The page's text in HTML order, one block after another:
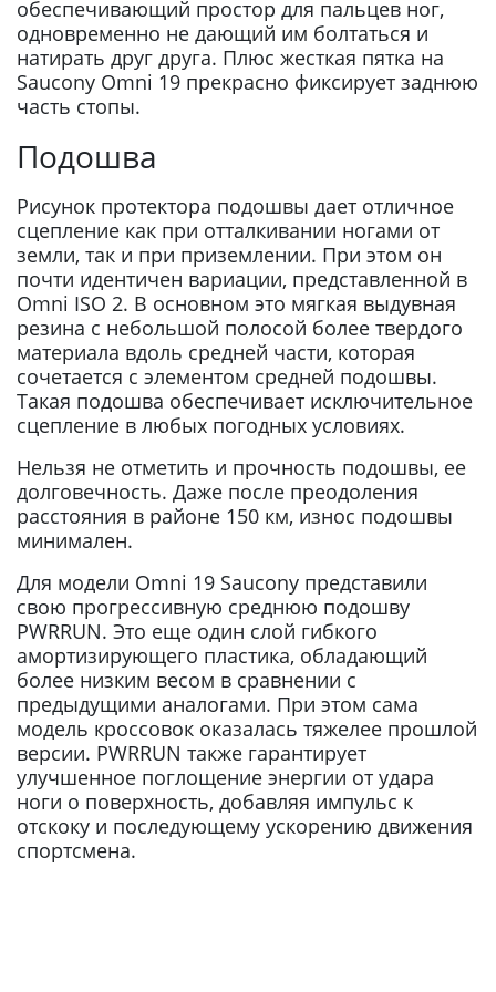
обеспечивающий простор для пальцев ног,
одновременно не дающий им болтаться и
натирать друг друга. Плюс жесткая пятка на
Saucony Omni 19 прекрасно фиксирует заднюю
часть стопы.
Подошва
Рисунок протектора подошвы дает отличное
сцепление как при отталкивании ногами от
земли, так и при приземлении. При этом он
почти идентичен вариации, представленной в
Omni ISO 2. В основном это мягкая выдувная
резина с небольшой полосой более твердого
материала вдоль средней части, которая
сочетается с элементом средней подошвы.
Такая подошва обеспечивает исключительное
сцепление в любых погодных условиях.
Нельзя не отметить и прочность подошвы, ее
долговечность. Даже после преодоления
расстояния в районе 150 км, износ подошвы
минимален.
Для модели Omni 19 Saucony представили
свою прогрессивную среднюю подошву
PWRRUN. Это еще один слой гибкого
амортизирующего пластика, обладающий
более низким весом в сравнении с
предыдущими аналогами. При этом сама
модель кроссовок оказалась тяжелее прошлой
версии. PWRRUN также гарантирует
улучшенное поглощение энергии от удара
ноги о поверхность, добавляя импульс к
отскоку и последующему ускорению движения
спортсмена.